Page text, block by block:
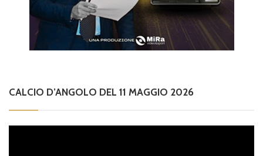
CALCIO D’ANGOLO DEL 11 MAGGIO 2026